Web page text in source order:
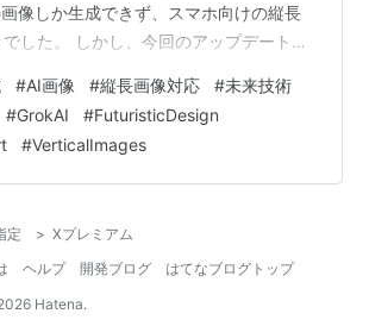
像しか生成できず、スマホ向けの縦長
した。 しかし、今回のアップデートに
比較 まず、これがこれまでの横長画像：
新しく生成できた縦長画像： 確認でき
様（横長）: 1024×768（アスペクト比
長）: 768×1024（アスペクト比 3:4）
#AI画像 #縦長画像対応 #未来技術
#GrokAI #FuturisticDesign
#VerticalImages
定 > Xプレミアム
ヘルプ 開発ブログ
はてなブログトップ
Hatena.